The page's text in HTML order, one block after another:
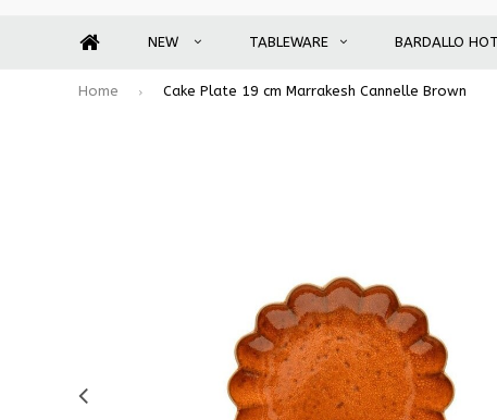
NEW TABLEWARE BARDALLO
Home Cake Plate 19 cm Marrakesh Cannelle Brown